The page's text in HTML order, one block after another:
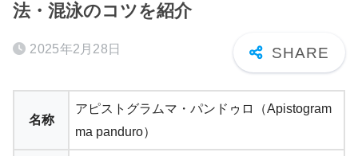
法・混泳のコツを紹介
2025年2月28日
名称
アピストグラムマ・パンドゥロ（Apistogram
ma panduro）